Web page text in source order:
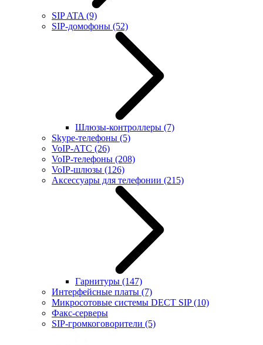
SIP ATA (9)
SIP-домофоны (52)
Шлюзы-контроллеры (7)
Skype-телефоны (5)
VoIP-АТС (26)
VoIP-телефоны (208)
VoIP-шлюзы (126)
Аксессуары для телефонии (215)
Гарнитуры (147)
Интерфейсные платы (7)
Микросотовые системы DECT SIP(10)
Факс-серверы
SIP-громкоговорители (5)